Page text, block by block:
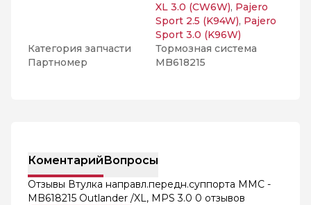
XL 3.0 (CW6W), Pajero
Sport 2.5 (K94W), Pajero
Sport 3.0 (K96W)
Категория запчасти
Тормозная система
Партномер
MB618215
КоментарийВопросы
Отзывы Втулка направл.передн.суппорта MMC -
MB618215 Outlander /XL, MPS 3.0 0 отзывов